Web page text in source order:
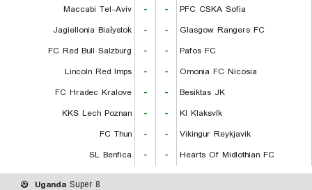
Maccabi Tel-Aviv
- -
PFC CSKA Sofia
Jagiellonia Białystok
- -
Glasgow Rangers FC
FC Red Bull Salzburg
- -
Pafos FC
Lincoln Red Imps
- -
Omonia FC Nicosia
FC Hradec Kralove
- -
Besiktas JK
KKS Lech Poznan
- -
KI Klaksvík
FC Thun
- -
Vikingur Reykjavik
SL Benfica
- - Hearts Of Midlothian FC
Uganda Super 8